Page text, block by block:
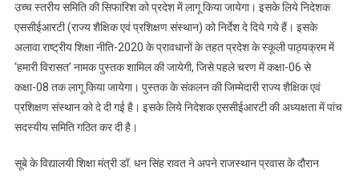
उच्च स्तरीय समिति की सिफारिश को प्रदेश में लागू किया जायेगा। इसके लिये निदेशक
एससीईआरटी (राज्य शैक्षिक एवं प्रशिक्षण संस्थान) को निर्देश दे दिये गये हैं। इसके
अलावा राष्ट्रीय शिक्षा नीति-2020 के प्रावधानों के तहत प्रदेश के स्कूली पाठ्यक्रम में
‘हमारी विरासत’ नामक पुस्तक शामिल की जायेगी, जिसे पहले चरण में कक्षा-06 से
कक्षा-08 तक लागू किया जायेगा। पुस्तक के संकलन की जिम्मेदारी राज्य शैक्षिक एवं
प्रशिक्षण संस्थान को दे दी गई है। इसके लिये निदेशक एससीईआरटी की अध्यक्षता में पांच
सदस्यीय समिति गठित कर दी है।
सूबे के विद्यालयी शिक्षा मंत्री डॉ. धन सिंह रावत ने अपने राजस्थान प्रवास के दौरान